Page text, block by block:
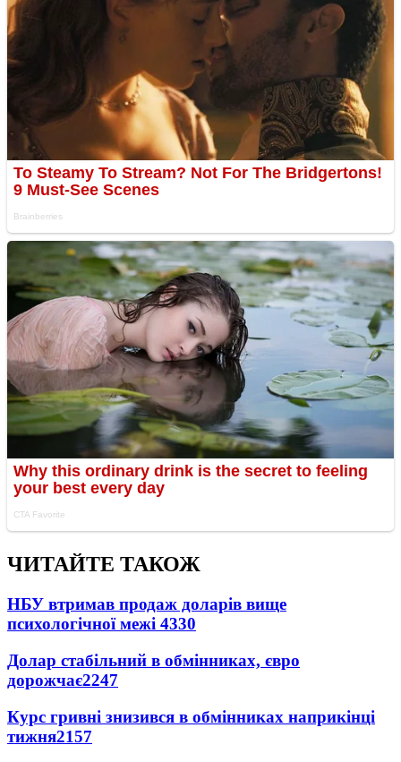
ЧИТАЙТЕ ТАКОЖ
НБУ втримав продаж доларів вище
психологічної межі 4330
Долар стабільний в обмінниках, євро
дорожчає2247
Курс гривні знизився в обмінниках наприкінці
тижня2157